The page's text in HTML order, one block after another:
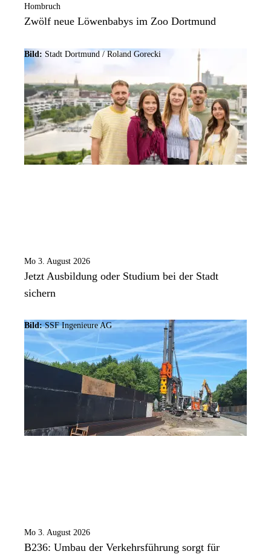
Hombruch
Zwölf neue Löwenbabys im Zoo Dortmund
Bild: Stadt Dortmund / Roland Gorecki
Mo 3. August 2026
Jetzt Ausbildung oder Studium bei der Stadt
sichern
Bild: SSF Ingenieure AG
Mo 3. August 2026
B236: Umbau der Verkehrsführung sorgt für